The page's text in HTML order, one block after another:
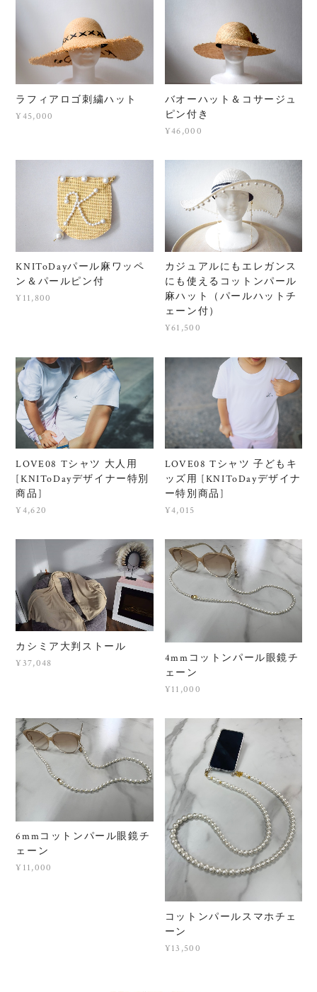
ラフィアロゴ刺繍ハット
¥45,000
バオーハット＆コサージュ
ピン付き
¥46,000
KNIToDayパール麻ワッペ
ン＆パールピン付
¥11,800
カジュアルにもエレガンス
にも使えるコットンパール
麻ハット（パールハットチ
ェーン付）
¥61,500
LOVE08 Tシャツ 大人用
[KNIToDayデザイナー特別
商品]
¥4,620
LOVE08 Tシャツ 子どもキ
ッズ用 [KNIToDayデザイナ
ー特別商品]
¥4,015
カシミア大判ストール
¥37,048
4mmコットンパール眼鏡チ
ェーン
¥11,000
6mmコットンパール眼鏡チ
ェーン
¥11,000
コットンパールスマホチェ
ーン
¥13,500